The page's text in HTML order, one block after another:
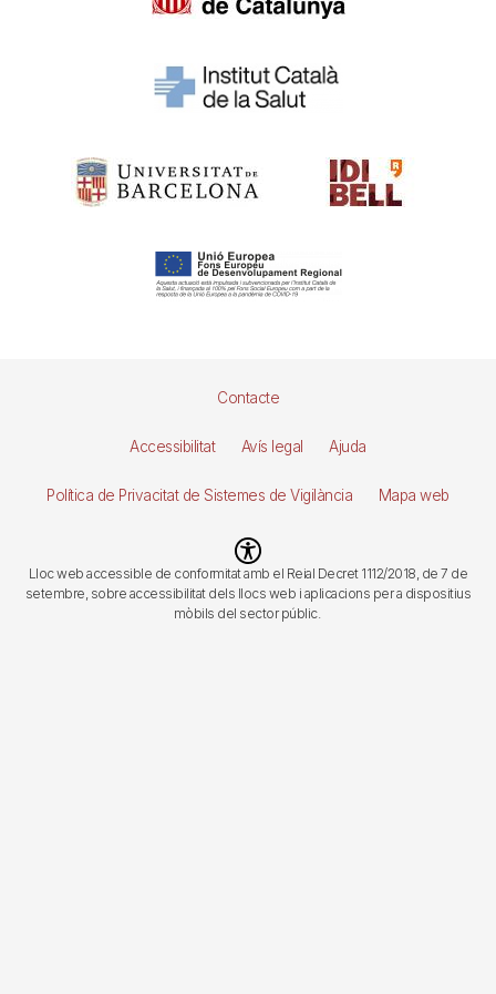
Contacte
Accessibilitat Avís legal Ajuda
Política de Privacitat de Sistemes de Vigilància Mapa web
Imagen
Lloc web accessible de conformitat amb el Reial Decret 1112/2018, de 7 de
setembre, sobre accessibilitat dels llocs web i aplicacions per a dispositius
mòbils del sector públic.